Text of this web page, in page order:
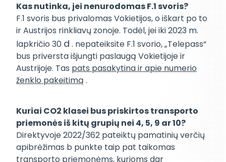
Kas nutinka, jei nenurodomas F.1 svoris?
F.1 svoris bus privalomas Vokietijos, o iškart po to
ir Austrijos rinkliavų zonoje. Todėl, jei iki 2023 m.
lapkričio 30 d . nepateiksite F.1 svorio, „Telepass“
bus priversta išjungti paslaugą Vokietijoje ir
Austrijoje. Tas pats pasakytina ir apie numerio
ženklo pakeitimą .
Kuriai CO2 klasei bus priskirtos transporto
priemonės iš kitų grupių nei 4, 5, 9 ar 10?
Direktyvoje 2022/362 pateiktų pamatinių verčių
apibrėžimas b punkte taip pat taikomas
transporto priemonėms, kurioms dar